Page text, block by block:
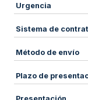
Urgencia
Sistema de
Método de envío
Plazo de